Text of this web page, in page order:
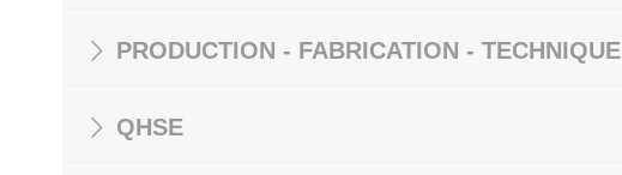
PRODUCTION - FABRICATION - TECHNIQUE
QHSE